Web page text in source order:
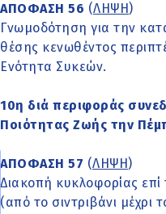
ΑΠΟΦΑΣΗ 56 (ΛΗΨΗ )
Γνωμοδότηση για την
θέσης κενωθέντος
Ενότητα Συκεών.
10η διά περιφοράς
Ποιότητας Ζωής την
ΑΠΟΦΑΣΗ 57 (ΛΗΨΗ )
Διακοπή κυκλοφορίας
(από το σιντριβάνι μέχρι